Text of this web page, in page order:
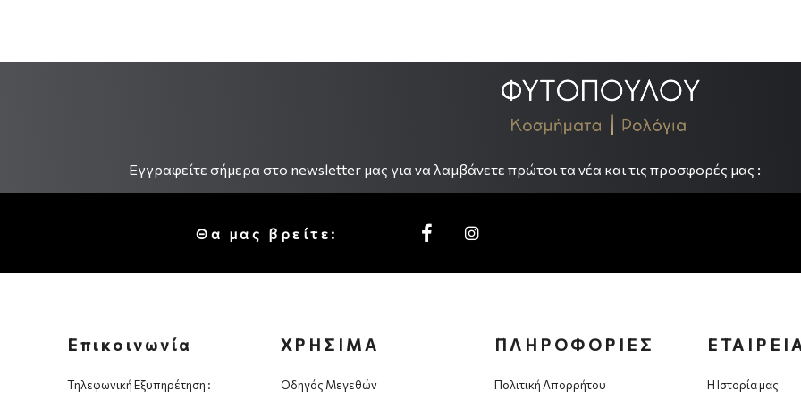
Εγγραφείτε σήμερα στο newsletter μας για να λαμβάνετε πρώτοι τα νέα και τις προσφορές μας :
Θα μας βρείτε:
Επικοινωνία
Τηλεφωνική Εξυπηρέτηση :
ΧΡΗΣΙΜΑ
Οδηγός Μεγεθών
ΠΛΗΡΟΦΟΡΙΕΣ
Πολιτική Απορρήτου Η Ιστορία μας